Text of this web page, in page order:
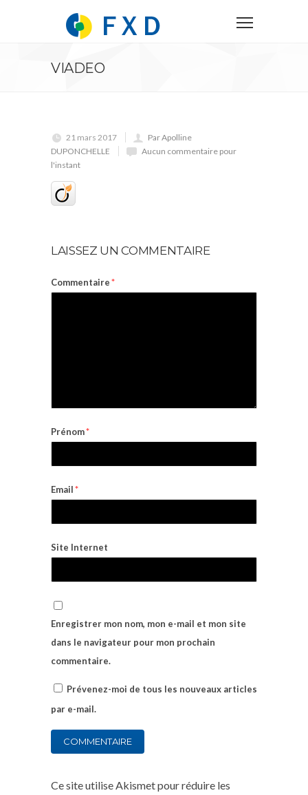
VIADEO
21 mars 2017
Par Apolline
DUPONCHELLE
Aucun commentaire pour
l'instant
LAISSEZ UN COMMENTAIRE
Commentaire*
Prénom*
Email*
Site Internet
Enregistrer mon nom, mon e-mail et mon site
dans le navigateur pour mon prochain
commentaire.
Prévenez-moi de tous les nouveaux articles
par e-mail.
Ce site utilise Akismet pour réduire les